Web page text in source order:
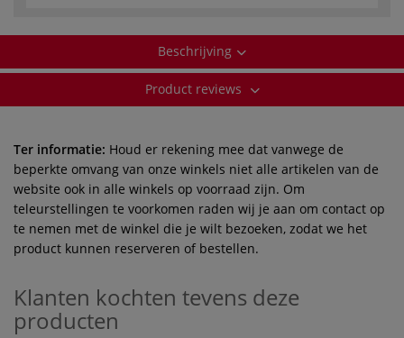
Beschrijving
Product reviews
Ter informatie: Houd er rekening mee dat vanwege de
beperkte omvang van onze winkels niet alle artikelen van de
website ook in alle winkels op voorraad zijn. Om
teleurstellingen te voorkomen raden wij je aan om contact op
te nemen met de winkel die je wilt bezoeken, zodat we het
product kunnen reserveren of bestellen.
Klanten kochten tevens deze
producten